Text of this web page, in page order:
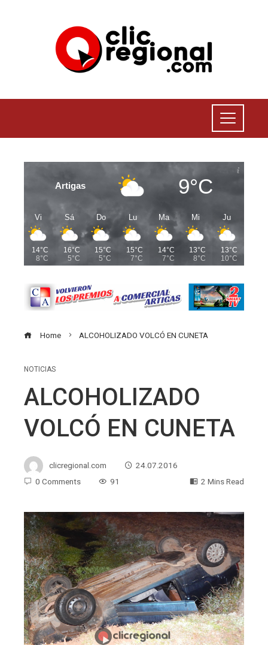
Artigas 9°C
Vi
14°C
8°C
Sá
16°C
5°C
Do
15°C
5°C
Lu
15°C
7°C
Ma
14°C
7°C
Mi
13°C
8°C
Ju
13°C
10°C
Home ALCOHOLIZADO VOLCÓ EN CUNETA
NOTICIAS
ALCOHOLIZADO
VOLCÓ EN CUNETA
clicregional.com
24.07.2016
0 Comments
91 2 Mins Read